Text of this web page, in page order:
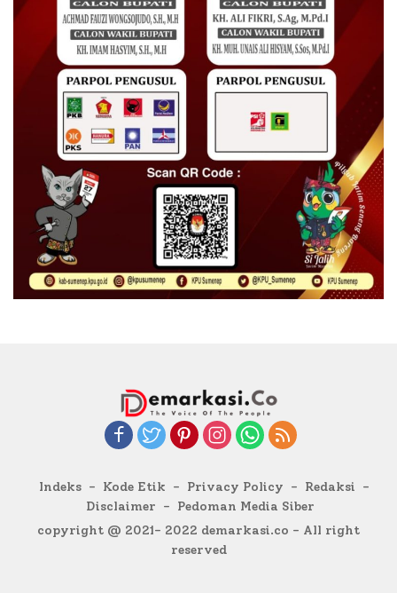
Indeks Kode Etik Privacy Policy
Redaksi
Disclaimer
Pedoman Media Siber
copyright @ 2021- 2022 demarkasi.co - All right
reserved